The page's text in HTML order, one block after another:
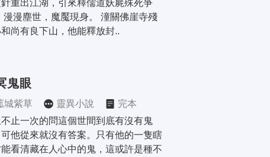
重出江湖，引來釋儒道妖屍殊死爭
漫漫塵世，魔魘現身。 潼關佛崖寺殘
尚有良下山，他能釋放封..
鬼眼
城紫草 靈異小說
完本
止一次的問這個世間到底有沒有鬼
他從來就沒有答案。只有他的一隻瞎
能看清藏在人心中的鬼，這或許是種不